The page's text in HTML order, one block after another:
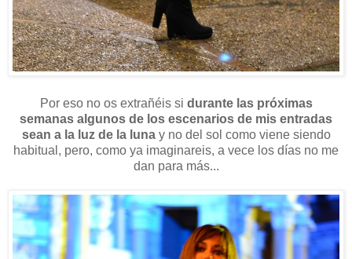
Por eso no os extrañéis si durante las próximas
semanas algunos de los escenarios de mis entradas
sean a la luz de la lunay no del sol como viene siendo
habitual, pero, como ya imaginareis, a vece los días no me
dan para más...